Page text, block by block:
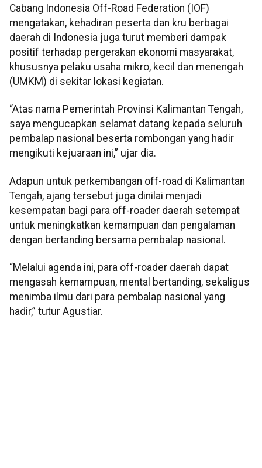
Cabang Indonesia Off-Road Federation (IOF)
mengatakan, kehadiran peserta dan kru berbagai
daerah di Indonesia juga turut memberi dampak
positif terhadap pergerakan ekonomi masyarakat,
khususnya pelaku usaha mikro, kecil dan menengah
(UMKM) di sekitar lokasi kegiatan.
“Atas nama Pemerintah Provinsi Kalimantan Tengah,
saya mengucapkan selamat datang kepada seluruh
pembalap nasional beserta rombongan yang hadir
mengikuti kejuaraan ini,” ujar dia.
Adapun untuk perkembangan off-road di Kalimantan
Tengah, ajang tersebut juga dinilai menjadi
kesempatan bagi para off-roader daerah setempat
untuk meningkatkan kemampuan dan pengalaman
dengan bertanding bersama pembalap nasional.
“Melalui agenda ini, para off-roader daerah dapat
mengasah kemampuan, mental bertanding, sekaligus
menimba ilmu dari para pembalap nasional yang
hadir,” tutur Agustiar.